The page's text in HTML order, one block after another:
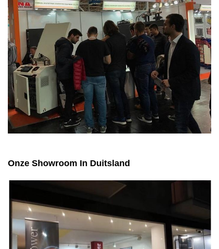
Onze Showroom In Duitsland